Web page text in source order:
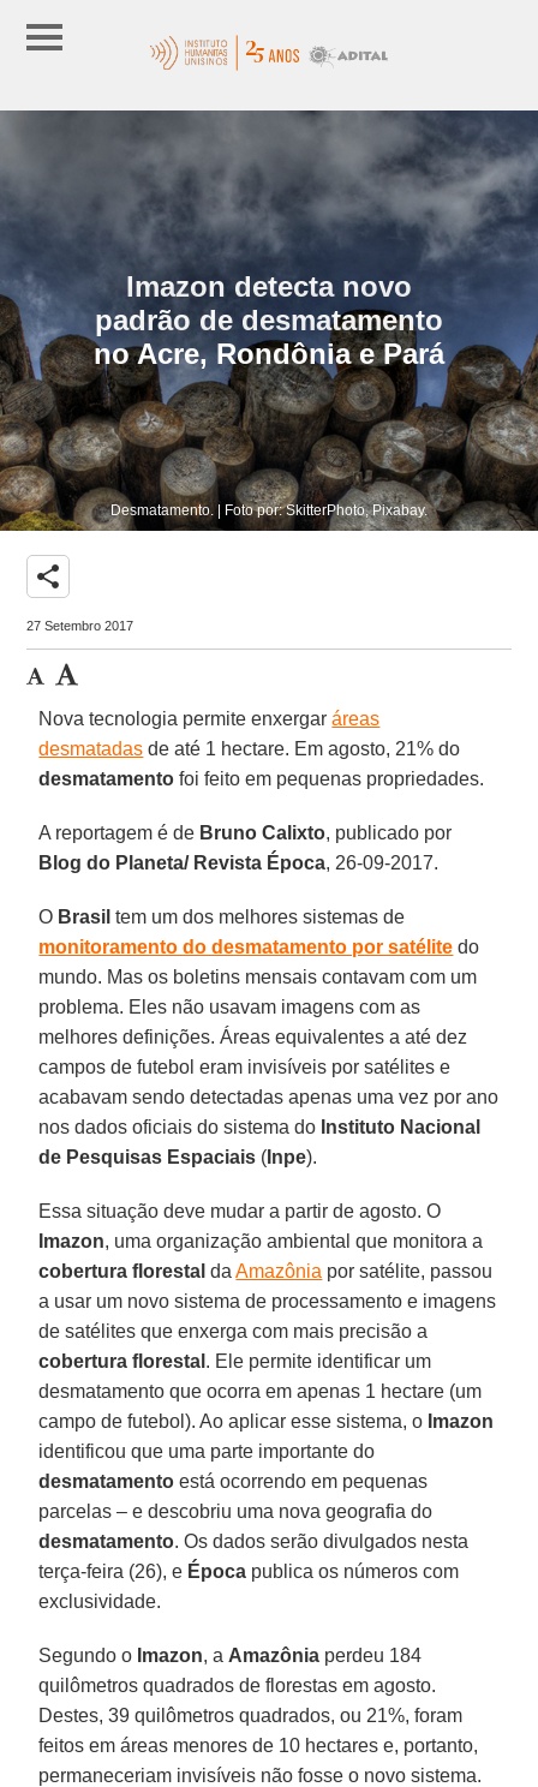
Imazon detecta novo
padrão de desmatamento
no Acre, Rondônia e Pará
Desmatamento. | Foto por: SkitterPhoto, Pixabay.
share
27 Setembro 2017
Nova tecnologia permite enxergaráreas
desmatadas de até 1 hectare. Em agosto, 21% do
desmatamento foi feito em pequenas propriedades.
A reportagem é de Bruno Calixto, publicado por
Blog do Planeta/ Revista Época, 26-09-2017.
O Brasil tem um dos melhores sistemas de
monitoramento do desmatamento por satélite do
mundo. Mas os boletins mensais contavam com um
problema. Eles não usavam imagens com as
melhores definições. Áreas equivalentes a até dez
campos de futebol eram invisíveis por satélites e
acabavam sendo detectadas apenas uma vez por ano
nos dados oficiais do sistema do Instituto Nacional
de Pesquisas Espaciais ( Inpe).
Essa situação deve mudar a partir de agosto. O
Imazon, uma organização ambiental que monitora a
cobertura florestal daAmazônia por satélite, passou
a usar um novo sistema de processamento e imagens
de satélites que enxerga com mais precisão a
cobertura florestal . Ele permite identificar um
desmatamento que ocorra em apenas 1 hectare (um
campo de futebol). Ao aplicar esse sistema, o Imazon
identificou que uma parte importante do
desmatamento está ocorrendo em pequenas
parcelas – e descobriu uma nova geografia do
desmatamento. Os dados serão divulgados nesta
terça-feira (26), e Época publica os números com
exclusividade.
Segundo o Imazon, a Amazônia perdeu 184
quilômetros quadrados de florestas em agosto.
Destes, 39 quilômetros quadrados, ou 21%, foram
feitos em áreas menores de 10 hectares e, portanto,
permaneceriam invisíveis não fosse o novo sistema.